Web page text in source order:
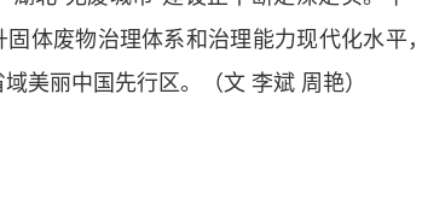
体废物治理体系和治理能力现代化水平
美丽中国先行区。（文 李斌 周艳）